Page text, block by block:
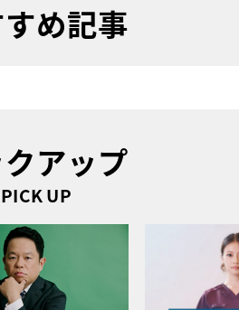
め記事
アップ
PICK UP